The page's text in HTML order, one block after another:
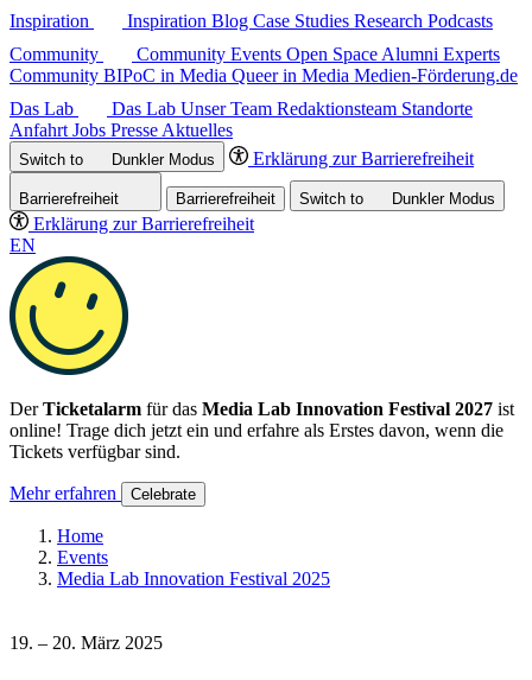
Inspiration
Inspiration Blog Case Studies Research Podcasts
Community
Community Events Open Space Alumni Experts
Community BIPoC in Media Queer in Media Medien-Förderung.de
Das Lab
Das Lab Unser Team Redaktionsteam Standorte
Anfahrt Jobs Presse Aktuelles
Switch to DunklerModus Erklärung zur Barrierefreiheit
Barrierefreiheit Barrierefreiheit Switch to DunklerModus
Erklärung zur Barrierefreiheit
EN
DerTicketalarm für das Media Lab Innovation Festival 2027 ist
online! Trage dich jetzt ein und erfahre als Erstes davon, wenn die
Tickets verfügbar sind.
Mehr erfahren Celebrate
Home
Events
Media Lab Innovation Festival 2025
19. – 20. März 2025